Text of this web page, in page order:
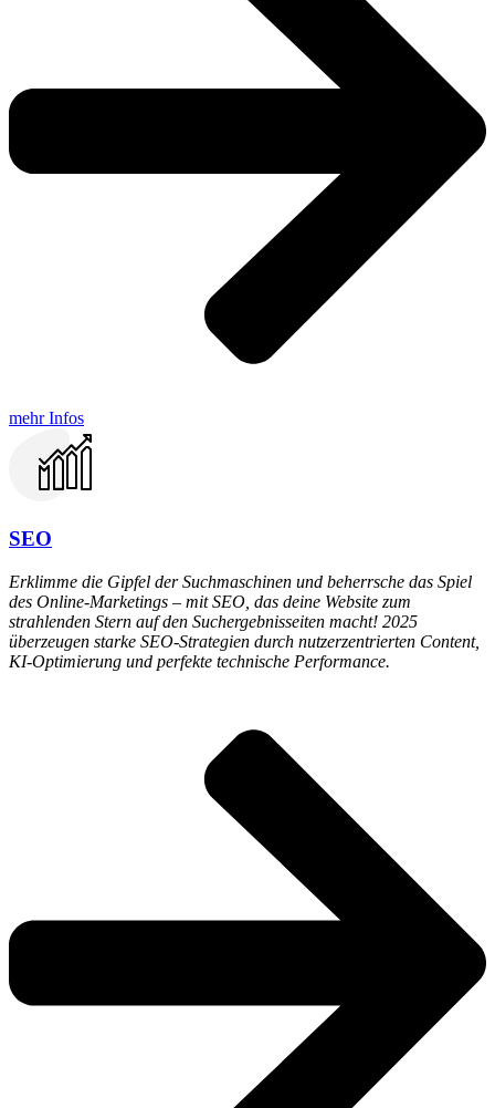
mehr Infos
SEO
Erklimme die Gipfel der Suchmaschinen und beherrsche das Spiel
des Online-Marketings – mit SEO, das deine Website zum
strahlenden Stern auf den Suchergebnisseiten macht! 2025
überzeugen starke SEO-Strategien durch nutzerzentrierten Content,
KI-Optimierung und perfekte technische Performance.